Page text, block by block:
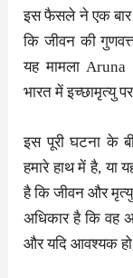
इस फैसले ने एक बार
कि जीवन की
यह मामला Aruna
भारत में इच्छामृत्यु
इस पूरी घटना के
हमारे हाथ में है, या
है कि जीवन और
अधिकार है कि वह
और यदि आवश्यक हो,